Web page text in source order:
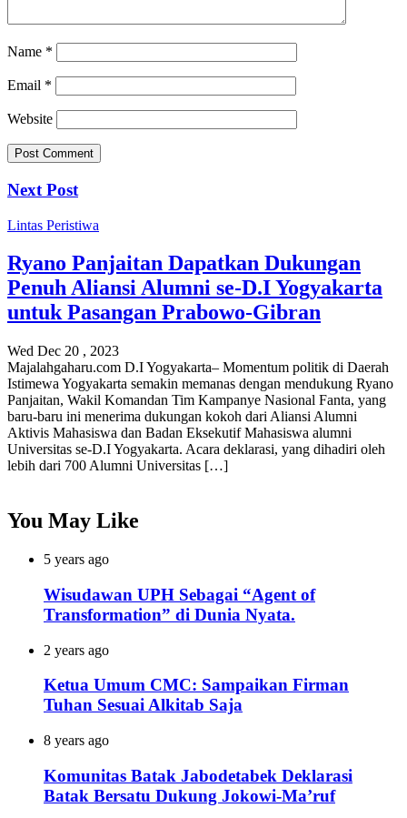
Name *
Email *
Website
Next Post
Lintas Peristiwa
Ryano Panjaitan Dapatkan Dukungan
Penuh Aliansi Alumni se-D.I Yogyakarta
untuk Pasangan Prabowo-Gibran
Wed Dec 20 , 2023
Majalahgaharu.com D.I Yogyakarta– Momentum politik di Daerah
Istimewa Yogyakarta semakin memanas dengan mendukung Ryano
Panjaitan, Wakil Komandan Tim Kampanye Nasional Fanta, yang
baru-baru ini menerima dukungan kokoh dari Aliansi Alumni
Aktivis Mahasiswa dan Badan Eksekutif Mahasiswa alumni
Universitas se-D.I Yogyakarta. Acara deklarasi, yang dihadiri oleh
lebih dari 700 Alumni Universitas […]
You May Like
5 years ago
Wisudawan UPH Sebagai “Agent of
Transformation” di Dunia Nyata.
2 years ago
Ketua Umum CMC: Sampaikan Firman
Tuhan Sesuai Alkitab Saja
8 years ago
Komunitas Batak Jabodetabek Deklarasi
Batak Bersatu Dukung Jokowi-Ma’ruf